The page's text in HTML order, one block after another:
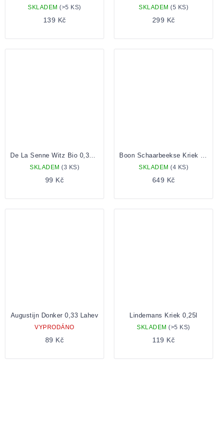
SKLADEM(>5 KS)
139 Kč
SKLADEM (5 KS)
299 Kč
SKLADEM (3 KS)
99 Kč
SKLADEM (4 KS)
649 Kč
Augustijn Donker 0,33 Lahev
VYPRODÁNO
89 Kč
Lindemans Kriek 0,25l
SKLADEM(>5 KS)
119 Kč